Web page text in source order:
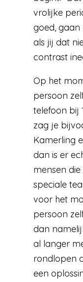
vrolijke
goed, gaan
als jij dat
contrast
Op het
persoon
telefoon bij
zag je
Kamerling
dan is er
mensen
speciale
voor het
persoon
dan
al langer
rondlopen
een